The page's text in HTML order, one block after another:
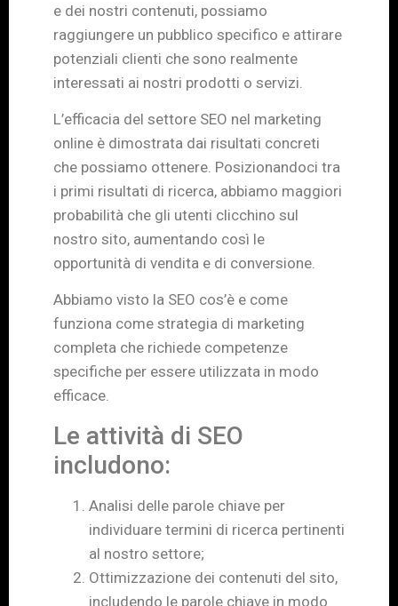
e dei nostri contenuti, possiamo
raggiungere un pubblico specifico e attirare
potenziali clienti che sono realmente
interessati ai nostri prodotti o servizi.
L’efficacia del settore SEO nel marketing
online è dimostrata dai risultati concreti
che possiamo ottenere. Posizionandoci tra
i primi risultati di ricerca, abbiamo maggiori
probabilità che gli utenti clicchino sul
nostro sito, aumentando così le
opportunità di vendita e di conversione.
Abbiamo visto la SEO cos’è e come
funziona come strategia di marketing
completa che richiede competenze
specifiche per essere utilizzata in modo
efficace.
Le attività di SEO
includono:
Analisi delle parole chiave per
individuare termini di ricerca pertinenti
al nostro settore;
Ottimizzazione dei contenuti del sito,
includendo le parole chiave in modo